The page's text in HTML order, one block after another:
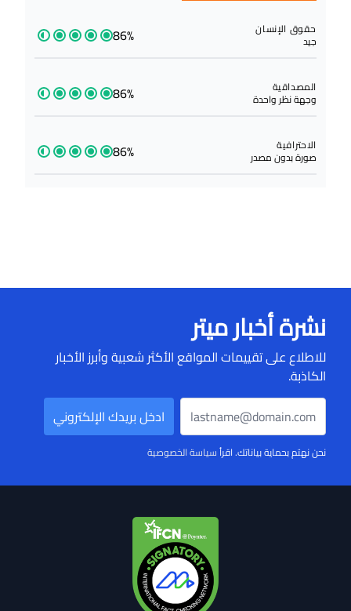
حقوق الإنسان
جيد 86%
المصداقية
وجهة نظر واحدة 86%
الاحترافية
صورة بدون مصدر 86%
نشرة أخبار ميتر
للاطلاع على تقييمات المواقع الأكثر شعبية وأبرز الأخبار
الكاذبة.
نحن نهتم بحماية بياناتك. اقرأسياسة الخصوصية